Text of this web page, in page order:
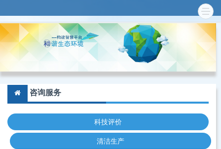
咨询服务
科技评价
清洁生产